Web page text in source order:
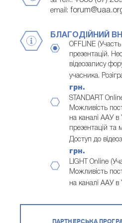
email:
БЛАГОДІЙНИЙ
OFFLINE
презентацій.
відеозапису
учасника.
грн.
STANDART
Можливість
на каналі ААУ в
презентацій та
Доступ до
грн.
LIGHT Online
Можливість
на каналі ААУ в